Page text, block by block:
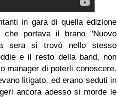
in gara di quella edizione
che portava il brano "Nuovo
sera si trovò nello stesso
e il resto della band, non
manager di poterli conoscere.
litigato, ed erano seduti in
ancora adesso si morde le